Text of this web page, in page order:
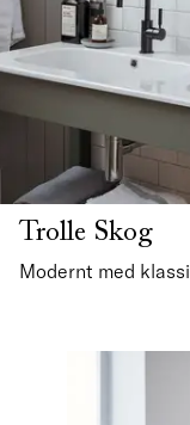
Trolle Skog
Modernt med